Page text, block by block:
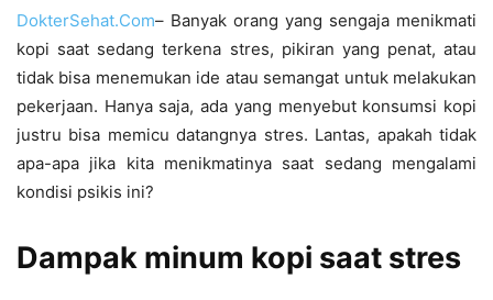
DokterSehat.Com– Banyak orang yang sengaja menikmati
kopi saat sedang terkena stres, pikiran yang penat, atau
tidak bisa menemukan ide atau semangat untuk melakukan
pekerjaan. Hanya saja, ada yang menyebut konsumsi kopi
justru bisa memicu datangnya stres. Lantas, apakah tidak
apa-apa jika kita menikmatinya saat sedang mengalami
kondisi psikis ini?
Dampak minum kopi saat stres